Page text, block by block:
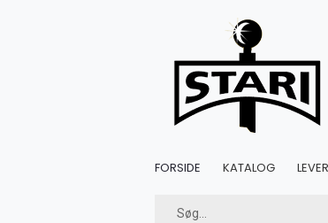
FORSIDE KATALOG